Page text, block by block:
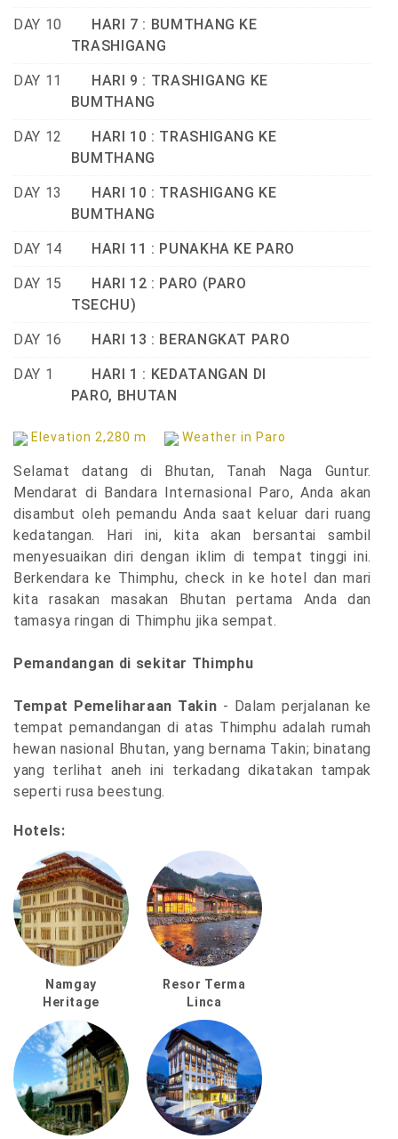
DAY 10
HARI 7 : BUMTHANG KE
TRASHIGANG
DAY 11
HARI 9 : TRASHIGANG KE
BUMTHANG
DAY 12
HARI 10 : TRASHIGANG KE
BUMTHANG
DAY 13
HARI 10 : TRASHIGANG KE
BUMTHANG
DAY 14 HARI 11 : PUNAKHA KE PARO
DAY 15
HARI 12 : PARO (PARO
TSECHU)
DAY 16 HARI 13 : BERANGKAT PARO
DAY 1
HARI 1 : KEDATANGAN DI
PARO, BHUTAN
Elevation 2,280 m Weather in Paro
Selamat datang di Bhutan, Tanah Naga Guntur.
Mendarat di Bandara Internasional Paro, Anda akan
disambut oleh pemandu Anda saat keluar dari ruang
kedatangan. Hari ini, kita akan bersantai sambil
menyesuaikan diri dengan iklim di tempat tinggi ini.
Berkendara ke Thimphu, check in ke hotel dan mari
kita rasakan masakan Bhutan pertama Anda dan
tamasya ringan di Thimphu jika sempat.
Pemandangan di sekitar Thimphu
Tempat Pemeliharaan Takin - Dalam perjalanan ke
tempat pemandangan di atas Thimphu adalah rumah
hewan nasional Bhutan, yang bernama Takin; binatang
yang terlihat aneh ini terkadang dikatakan tampak
seperti rusa beestung.
Hotels:
Namgay
Heritage
Resor Terma
Linca